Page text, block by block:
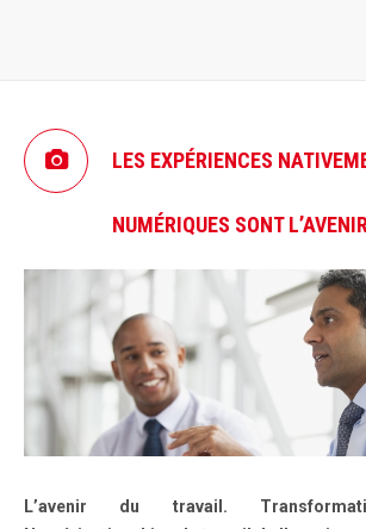
LES EXPÉRIENCES
NUMÉRIQUES SONT
L’avenir du travail.